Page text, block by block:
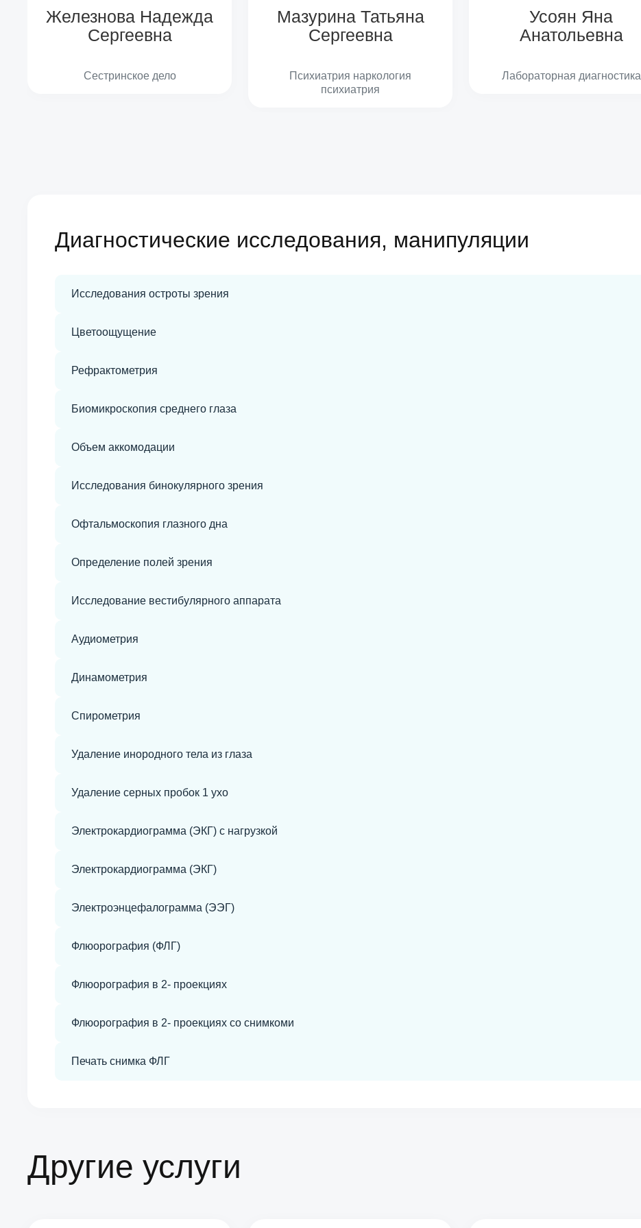
Железнова Надежда
Сергеевна
Сестринское дело
Мазурина Татьяна
Сергеевна
Психиатрия наркология
психиатрия
Усоян Яна
Анатольевна
Лабораторная диагностика
Диагностические исследования, манипуляции
Исследования остроты зрения
Цветоощущение
Рефрактометрия
Биомикроскопия среднего глаза
Объем аккомодации
Исследования бинокулярного зрения
Офтальмоскопия глазного дна
Определение полей зрения
Исследование вестибулярного аппарата
Аудиометрия
Динамометрия
Спирометрия
Удаление инородного тела из глаза
Удаление серных пробок 1 ухо
Электрокардиограмма (ЭКГ) с нагрузкой
Электрокардиограмма (ЭКГ)
Электроэнцефалограмма (ЭЭГ)
Флюорография (ФЛГ)
Флюорография в 2- проекциях
Флюорография в 2- проекциях со снимкоми
Печать снимка ФЛГ
Другие услуги